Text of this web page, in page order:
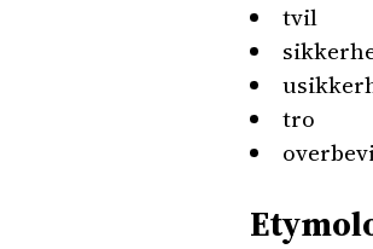
tvil
tro